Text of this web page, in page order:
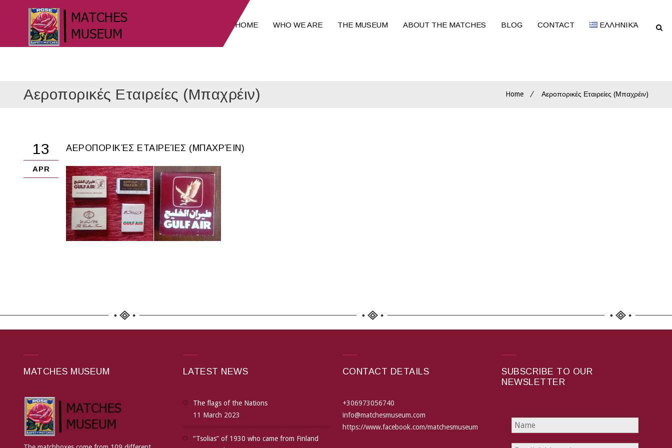
HOME WHO WE ARE THE MUSEUM ABOUT THE MATCHES BLOG CONTACT ΕΛΛΗΝΙΚΆ
Αεροπορικές Εταιρείες (Μπαχρέιν) Home Αεροπορικές Εταιρείες (Μπαχρέιν)
13
APR
ΑΕΡΟΠΟΡΙΚΈΣ ΕΤΑΙΡΕΊΕΣ (ΜΠΑΧΡΈΙΝ)
MATCHES MUSEUM LATEST NEWS
The flags of the Nations
11 March 2023
“Tsolias” of 1930 who came from Finland
CONTACT DETAILS
+306973056740
info@matchesmuseum.com
https://www.facebook.com/matchesmuseum
SUBSCRIBE TO OUR
NEWSLETTER